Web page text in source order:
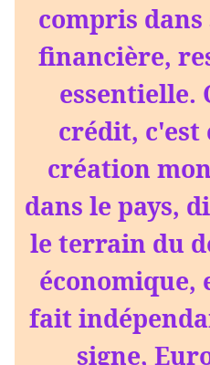
compris
financière,
essentielle.
crédit,
création
dans le pays,
le terrain du
économique,
fait
signe,